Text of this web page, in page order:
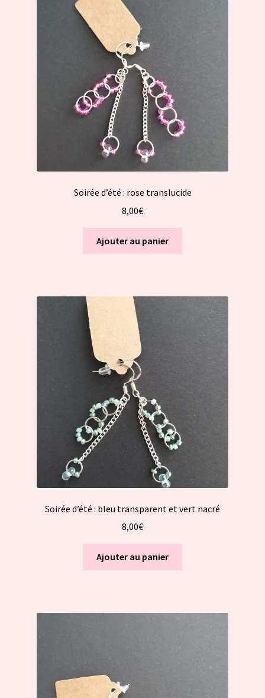
Soirée d’été : rose translucide
8,00€
Ajouter au panier
Soirée d’été : bleu transparent et vert nacré
8,00€
Ajouter au panier